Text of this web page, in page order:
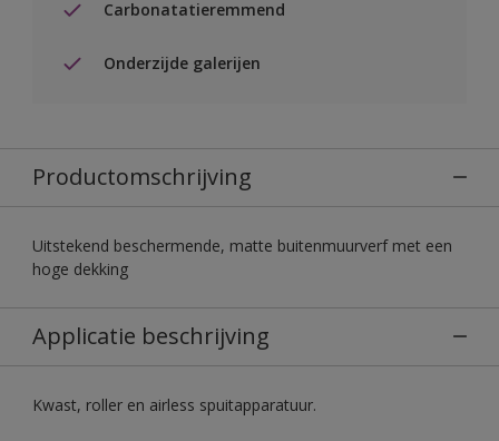
Carbonatatieremmend
Onderzijde galerijen
Productomschrijving
Uitstekend beschermende, matte buitenmuurverf met een
hoge dekking
Applicatie beschrijving
Kwast, roller en airless spuitapparatuur.